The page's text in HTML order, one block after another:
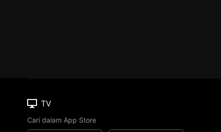
TV
Cari dalam App Store